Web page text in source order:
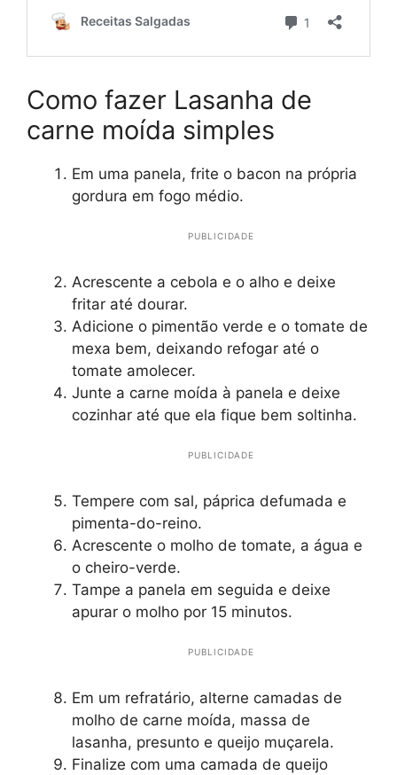
Como fazer Lasanha de
carne moída simples
Em uma panela, frite o bacon na própria
gordura em fogo médio.
PUBLICIDADE
Acrescente a cebola e o alho e deixe
fritar até dourar.
Adicione o pimentão verde e o tomate de
mexa bem, deixando refogar até o
tomate amolecer.
Junte a carne moída à panela e deixe
cozinhar até que ela fique bem soltinha.
PUBLICIDADE
Tempere com sal, páprica defumada e
pimenta-do-reino.
Acrescente o molho de tomate, a água e
o cheiro-verde.
Tampe a panela em seguida e deixe
apurar o molho por 15 minutos.
PUBLICIDADE
Em um refratário, alterne camadas de
molho de carne moída, massa de
lasanha, presunto e queijo muçarela.
Finalize com uma camada de queijo